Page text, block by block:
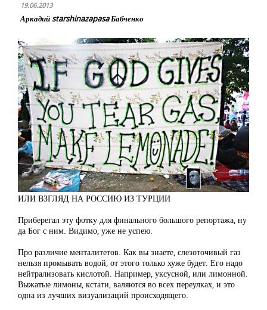
19.06.2013
Аркадий starshinazapasa Бабченко
ИЛИ ВЗГЛЯД НА РОССИЮ ИЗ ТУРЦИИ
Приберегал эту фотку для финального большого репортажа, ну
да Бог с ним. Видимо, уже не успею.
Про различие менталитетов. Как вы знаете, слезоточивый газ
нельзя промывать водой, от этого только хуже будет. Его надо
нейтрализовать кислотой. Например, уксусной, или лимонной.
Выжатые лимоны, кстати, валяются во всех переулках, и это
одна из лучших визуализаций происходящего.